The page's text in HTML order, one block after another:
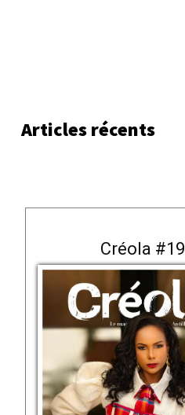
Articles récents
Créola #19